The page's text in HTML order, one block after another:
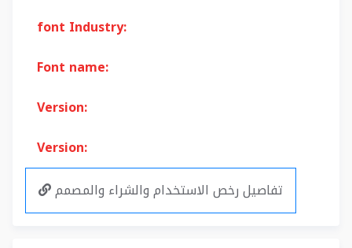
font Industry:
Font name:
Version:
Version:
تفاصيل رخص الاستخدام والشراء والمصمم